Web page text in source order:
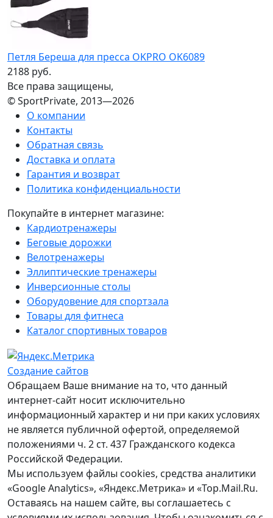
Петля Береша для пресса OKPRO OK6089
2188 руб.
Все права защищены,
© SportPrivate, 2013—2026
О компании
Контакты
Обратная связь
Доставка и оплата
Гарантия и возврат
Политика конфиденциальности
Покупайте в интернет магазине:
Кардиотренажеры
Беговые дорожки
Велотренажеры
Эллиптические тренажеры
Инверсионные столы
Оборудовение для спортзала
Товары для фитнеса
Каталог спортивных товаров
Создание сайтов
Обращаем Ваше внимание на то, что данный
интернет-сайт носит исключительно
информационный характер и ни при каких условиях
не является публичной офертой, определяемой
положениями ч. 2 ст. 437 Гражданского кодекса
Российской Федерации.
Мы используем файлы cookies, средства аналитики
«Google Analytics», «Яндекс.Метрика» и «Top.Mail.Ru.
Оставаясь на нашем сайте, вы соглашаетесь с